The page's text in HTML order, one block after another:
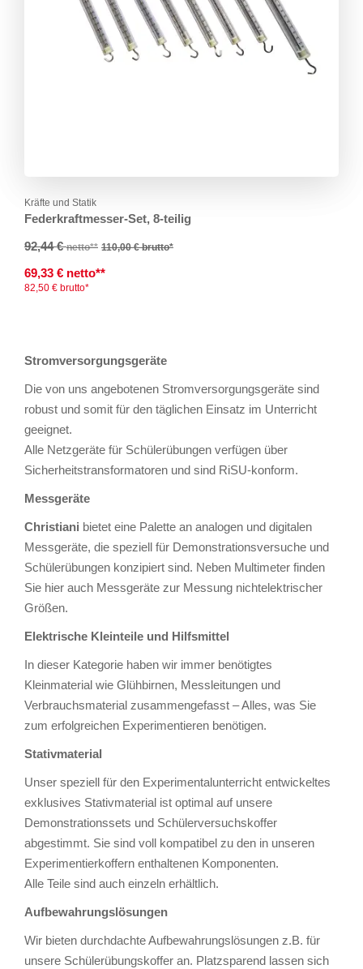
Kräfte und Statik
Federkraftmesser-Set, 8-teilig
92,44 €netto** 110,00 €brutto*
69,33 € netto**
82,50 € brutto*
Stromversorgungsgeräte
Die von uns angebotenen Stromversorgungsgeräte sind
robust und somit für den täglichen Einsatz im Unterricht
geeignet.
Alle Netzgeräte für Schülerübungen verfügen über
Sicherheitstransformatoren und sind RiSU-konform.
Messgeräte
Christiani bietet eine Palette an analogen und digitalen
Messgeräte, die speziell für Demonstrationsversuche und
Schülerübungen konzipiert sind. Neben Multimeter finden
Sie hier auch Messgeräte zur Messung nichtelektrischer
Größen.
Elektrische Kleinteile und Hilfsmittel
In dieser Kategorie haben wir immer benötigtes
Kleinmaterial wie Glühbirnen, Messleitungen und
Verbrauchsmaterial zusammengefasst – Alles, was Sie
zum erfolgreichen Experimentieren benötigen.
Stativmaterial
Unser speziell für den Experimentalunterricht entwickeltes
exklusives Stativmaterial ist optimal auf unsere
Demonstrationssets und Schülerversuchskoffer
abgestimmt. Sie sind voll kompatibel zu den in unseren
Experimentierkoffern enthaltenen Komponenten.
Alle Teile sind auch einzeln erhältlich.
Aufbewahrungslösungen
Wir bieten durchdachte Aufbewahrungslösungen z.B. für
unsere Schülerübungskoffer an. Platzsparend lassen sich